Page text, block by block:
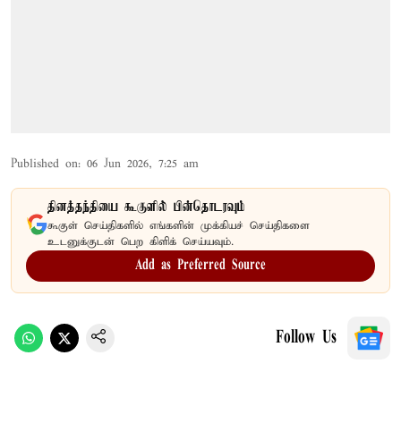
Published on: 06 Jun 2026, 7:25 am
தினத்தந்தியை கூகுளில் பின்தொடரவும்
கூகுள் செய்திகளில் எங்களின் முக்கியச் செய்திகளை
உடனுக்குடன் பெற கிளிக் செய்யவும்.
Add as Preferred Source
Follow Us